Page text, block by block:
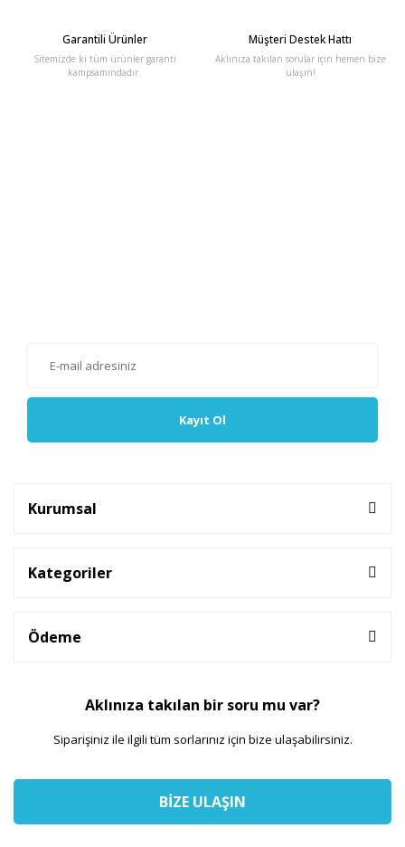
Garantili Ürünler
Sitemizde ki tüm ürünler garanti
kampsamındadır.
Müşteri Destek Hattı
Aklınıza takılan sorular için hemen bize
ulaşın!
Kayıt Ol
Kurumsal
Kategoriler
Ödeme
Aklınıza takılan bir soru mu var?
Siparişiniz ile ilgili tüm sorlarınız için bize ulaşabilirsiniz.
BİZE ULAŞIN